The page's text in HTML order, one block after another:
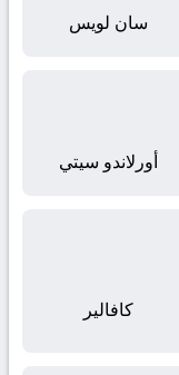
سان لويس
أورلاندو سيتي
كافالير